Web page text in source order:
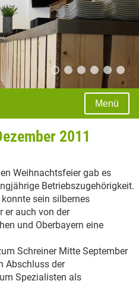
Menü
2011
Weihnachtsfeier gab es
Betriebszugehörigkeit.
sein silbernes
er auch von der
und Oberbayern eine
Schreiner Mitte September
Abschluss der
Spezialisten als